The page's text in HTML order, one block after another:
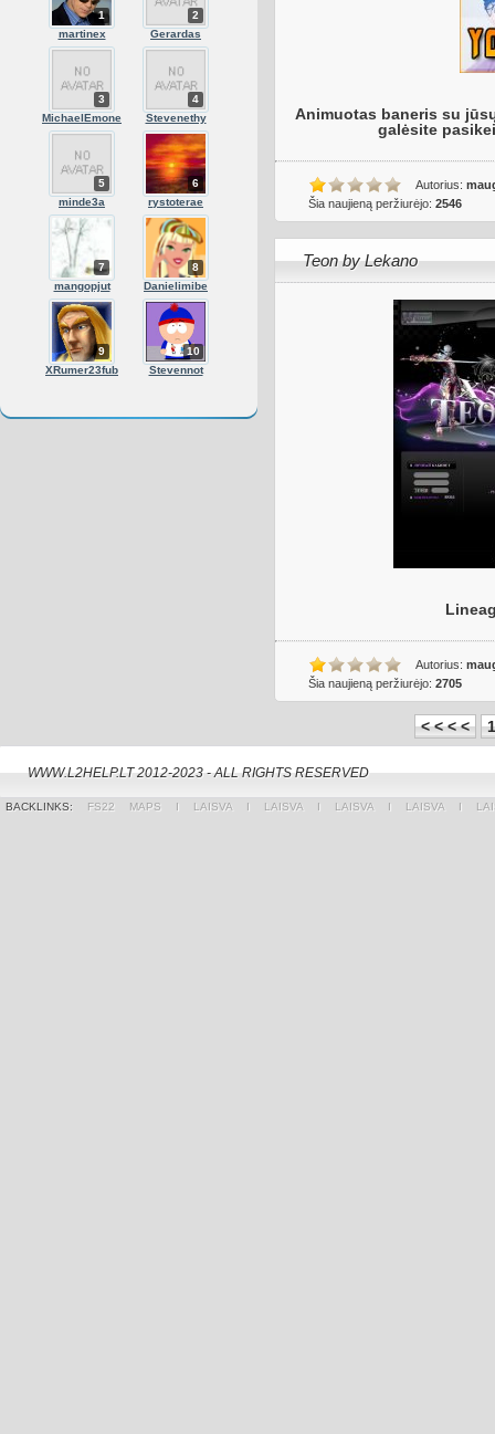
1
martinex
2
Gerardas
3
MichaelEmone
4
Stevenethy
5
minde3a
6
rystoterae
7
mangopjut
8
Danielimibe
9
XRumer23fub
10
Stevennot
Animuotas baneris su
galėsite
Autorius:
Šia naujieną peržiurėjo: 2546
Teon by Lekano
Autorius:
Šia naujieną peržiurėjo: 2705
< < < < 1
WWW.L2HELP.LT 2012-2023 - ALL RIGHTS RESERVED
BACKLINKS: FS22 MAPS Ι LAISVA Ι LAISVA Ι LAISVA Ι LAISVA Ι